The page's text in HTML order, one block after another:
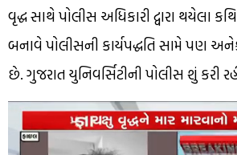
વૃદ્ધ સાથે પોલીસ અધિકારી દ્વારા થયેલા
બનાવે પોલીસની કાર્યપદ્ધતિ સામે પણ
છે. ગુજરાત યુનિવર્સિટીની પોલીસ શું કરી